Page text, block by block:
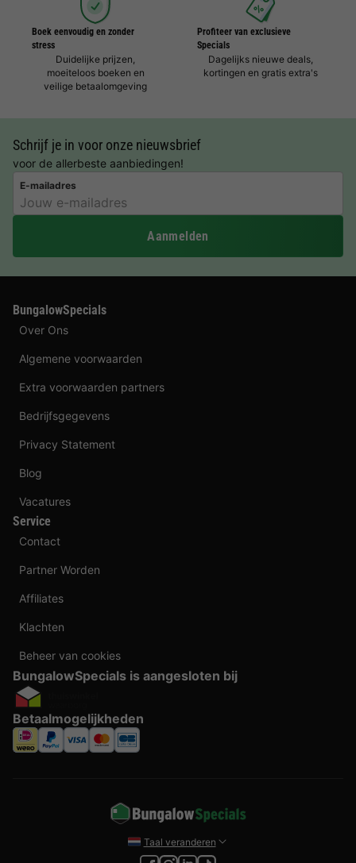
Boek eenvoudig en zonder
stress
Duidelijke prijzen,
moeiteloos boeken en
veilige betaalomgeving
Profiteer van exclusieve
Specials
Dagelijks nieuwe deals,
kortingen en gratis extra's
Schrijf je in voor onze nieuwsbrief
voor de allerbeste aanbiedingen!
E-mailadres
Aanmelden
BungalowSpecials
Over Ons
Algemene voorwaarden
Extra voorwaarden partners
Bedrijfsgegevens
Privacy Statement
Blog
Vacatures
Service
Contact
Partner Worden
Affiliates
Klachten
Beheer van cookies
BungalowSpecials is aangesloten bij
Betaalmogelijkheden
Taal veranderen